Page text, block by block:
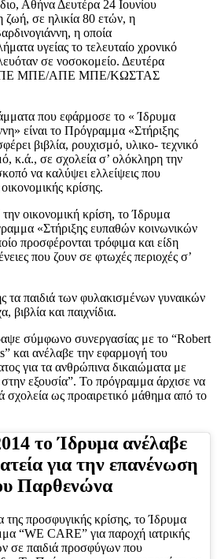
Αθήνα Δευτέρα 24 Ιουνίου
σε ηλικία 80 ετών, η
η οποία
υγείας το τελευταίο χρονικό
σε νοσοκομείο. Δευτέρα
ΑΠΕ ΜΠΕ/ΑΠΕ ΜΠΕ/ΚΩΣΤΑΣ
που εφάρμοσε το « Ίδρυμα
είναι το Πρόγραμμα «Στήριξης
βιβλία, ρουχισμό, υλικο- τεχνικό
κ.ά., σε σχολεία σ’ ολόκληρη την
να καλύψει ελλείψεις που
κρίσης.
οικονομική κρίση, το Ίδρυμα
«Στήριξης ευπαθών κοινωνικών
προσφέρονται τρόφιμα και είδη
που ζουν σε φτωχές περιοχές σ’
τα παιδιά των φυλακισμένων γυναικών
βιβλία και παιχνίδια.
σύμφωνο συνεργασίας με το “Robert
και ανέλαβε την εφαρμογή του
για τα ανθρώπινα δικαιώματα με
εξουσία”. Το πρόγραμμα άρχισε να
σχολεία ως προαιρετικό μάθημα από το
το Ίδρυμα ανέλαβε
για την επανένωση
Παρθενώνα
προσφυγικής κρίσης, το Ίδρυμα
“WE CARE” για παροχή ιατρικής
σε παιδιά προσφύγων που